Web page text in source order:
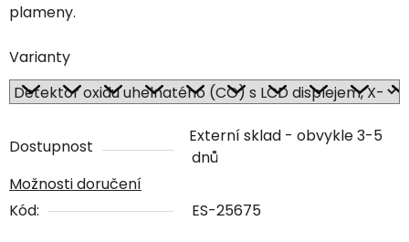
plameny.
Varianty
Dostupnost
Externí sklad - obvykle 3-5
dnů
Možnosti doručení
Kód:
ES-25675